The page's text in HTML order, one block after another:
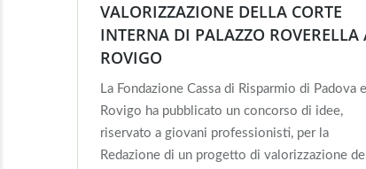
VALORIZZAZIONE DELLA CORTE
INTERNA DI PALAZZO ROVERELLA
ROVIGO
La Fondazione Cassa di Risparmio di Padova e
Rovigo ha pubblicato un concorso di idee,
riservato a giovani professionisti, per la
Redazione di un progetto di valorizzazione